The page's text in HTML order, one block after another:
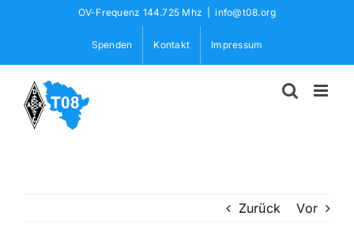
OV-Frequenz 144.725 Mhz info@t08.org
Spenden Kontakt Impressum
Zurück Vor